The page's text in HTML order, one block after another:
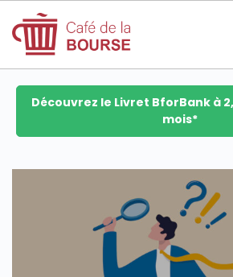
se connecter
devenir
Découvrez le Livret BforBank à
mois*